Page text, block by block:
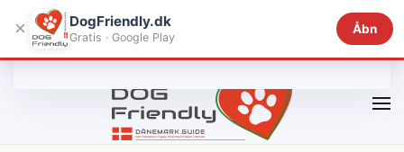
Gå til hovedindhold
× DogFriendly.dk
Gratis · Google Play
Åbn